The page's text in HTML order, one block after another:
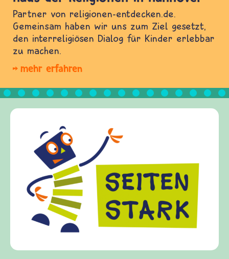
Partner von religionen-entdecken.de.
Gemeinsam haben wir uns zum Ziel gesetzt,
den interreligiösen Dialog für Kinder erlebbar
zu machen.
mehr erfahren
Frieden Fragen
frieden-fragen.de ist ein Internet-Angebot für
Kinder, Eltern und ErzieherInnen das zu
Fragen von Krieg und Frieden, Streit und
Gewalt informiert und einen Austausch zu
diesem Themenbereich ermöglicht. frieden-
fragen.de bietet Antworten auf wichtige
und Frieden, Streit und Gewalt.